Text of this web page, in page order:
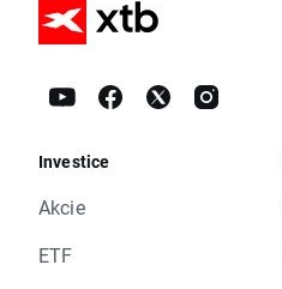
Investice
Akcie
ETF